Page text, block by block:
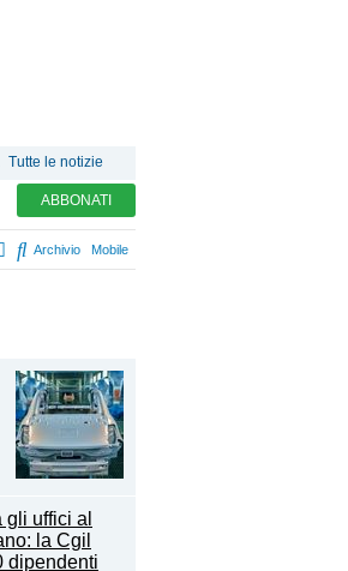
Tutte le notizie
ABBONATI
Archivio Mobile